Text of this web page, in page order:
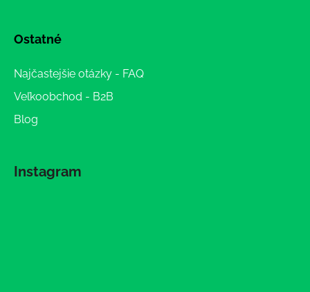
Ostatné
Najčastejšie otázky - FAQ
Veľkoobchod - B2B
Blog
Instagram